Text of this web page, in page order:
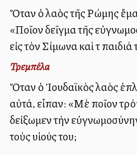
Ὅταν ὁ λαὸς τῆς Ρώμης
«Ποῖον δεῖγμα τῆς
εἰς τὸν Σίμωνα καὶ τὰ παιδιά
Τρεμπέλα
Ὅταν ὁ Ἰουδαϊκὸς λαὸς
αὐτά, εἶπαν: «Μὲ ποῖον
δείξωμεν τὴν
τοὺς υἱούς του;